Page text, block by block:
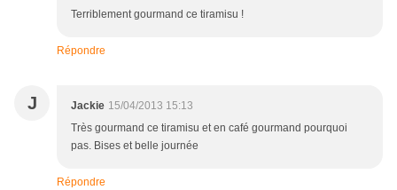
Terriblement gourmand ce tiramisu !
Répondre
J Jackie 15/04/2013 15:13
Très gourmand ce tiramisu et en café gourmand pourquoi
pas. Bises et belle journée
Répondre